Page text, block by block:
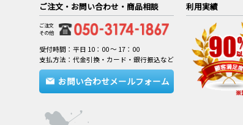
ご注文・お問い合わせ・商品相談
ご注文
その他
受付時間：平日 10：00 ～ 17：00
支払方法：代金引換・カード・銀行振込など
お問い合わせメールフォーム
利用実績